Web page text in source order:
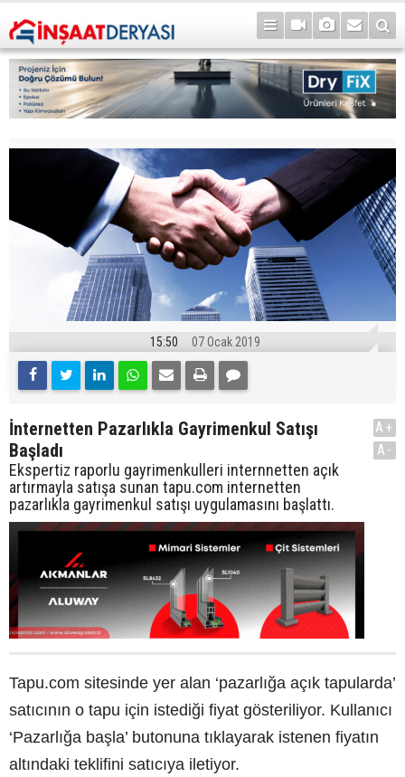
15:50 07 Ocak 2019
İnternetten Pazarlıkla Gayrimenkul Satışı
Başladı
Ekspertiz raporlu gayrimenkulleri internnetten açık
artırmayla satışa sunan tapu.com internetten
pazarlıkla gayrimenkul satışı uygulamasını başlattı.
A+
A-
Tapu.com sitesinde yer alan ‘pazarlığa açık tapularda’
satıcının o tapu için istediği fiyat gösteriliyor. Kullanıcı
‘Pazarlığa başla’ butonuna tıklayarak istenen fiyatın
altındaki teklifini satıcıya iletiyor.